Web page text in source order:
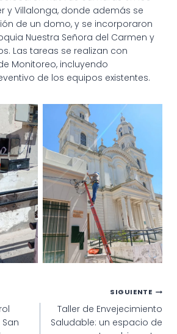
y Villalonga, donde además se
de un domo, y se incorporaron
Nuestra Señora del Carmen y
Las tareas se realizan con
Monitoreo, incluyendo
de los equipos existentes.
SIGUIENTE
Taller de Envejecimiento
Saludable: un espacio de